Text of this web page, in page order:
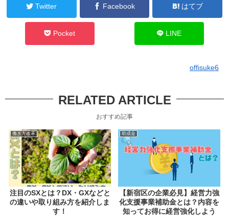
Twitter Facebook はてブ
Pocket LINE
offisuke6
RELATED ARTICLE
おすすめ記事
働き方改革
注目のSXとは？DX・GXなどと
の違いや取り組み方を紹介しま
す！
助成金
【新宿区の企業必見】経営力強
化支援事業補助金とは？内容を
知ってお得に経営強化しよう